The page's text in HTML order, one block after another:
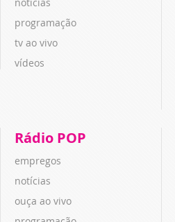
programação
tv ao vivo
vídeos
Rádio POP
empregos
notícias
ouça ao vivo